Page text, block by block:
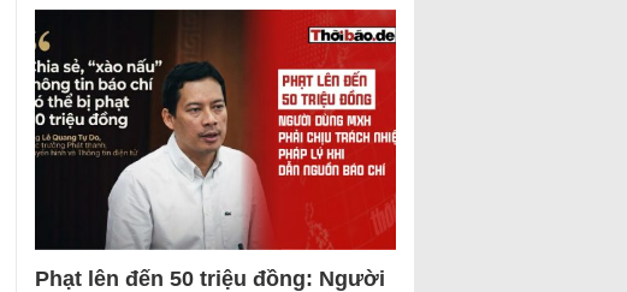
Phạt lên đến 50 triệu đồng: Người